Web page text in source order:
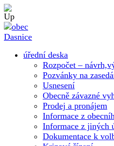
úřední deska
Rozpočet –
Pozvánky na
Usnesení
Obecně závazné
Prodej a pronájem
Informace z
Informace z jiných
Dokumentace k